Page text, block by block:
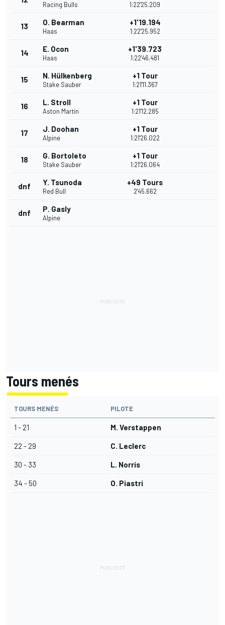
Racing Bulls 1:22'25.209
13 O. Bearman
Haas
+1'19.194
1:22'25.952
14 E. Ocon
Haas
+1'39.723
1:22'46.481
15 N. Hülkenberg
Stake Sauber
+1 Tour
1:21'11.367
16 L. Stroll
Aston Martin
+1 Tour
1:21'12.285
17 J. Doohan
Alpine
+1 Tour
1:21'26.022
18 G. Bortoleto
Stake Sauber
+1 Tour
1:21'26.064
dnf Y. Tsunoda
Red Bull
+49 Tours
2'45.662
dnf P. Gasly
Alpine
Tours menés
TOURS MENÉS PILOTE
1 - 21 M. Verstappen
22 - 29 C. Leclerc
30 - 33 L. Norris
34 - 50 O. Piastri